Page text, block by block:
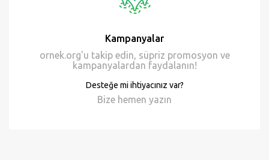
Kampanyalar
ornek.org'u takip edin, süpriz promosyon ve
kampanyalardan faydalanın!
Desteğe mi ihtiyacınız var?
Bize hemen yazın